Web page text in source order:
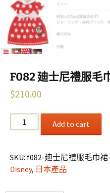
F082 廸士尼禮服毛
$210.00
F082
廸
尼
禮
毛
Add to cart
SKU: f082-廸士尼禮服毛巾
Disney, 日本產品